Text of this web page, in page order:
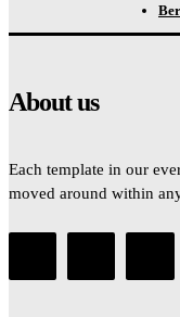
About us
Each template in our
moved around within